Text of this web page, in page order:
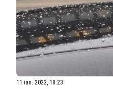
11 ian. 2022, 18:23